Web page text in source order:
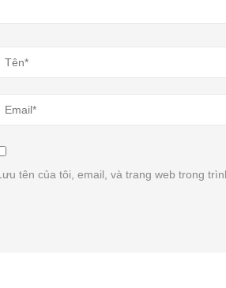
tên của tôi, email, và trang web trong